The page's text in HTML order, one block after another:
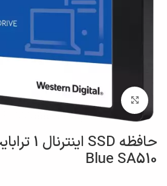
بزرگنمایی تصویر
Blue SA510